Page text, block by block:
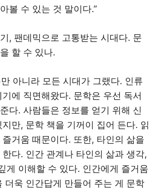
볼 수 있는 것 말이다.”
, 팬데믹으로 고통받는 시대다. 문
할 수 있나.
아니라 모든 시대가 그랬다. 인류
에 직면해왔다. 문학은 우선 독서
다. 사람들은 정보를 얻기 위해 신
만, 문학 책을 기꺼이 집어 든다. 읽
거움 때문이다. 또한, 타인의 삶을
다. 인간 관계나 타인의 삶과 생각,
게 이해할 수 있다. 인간에게 즐거움
더욱 인간답게 만들어 주는 게 문학